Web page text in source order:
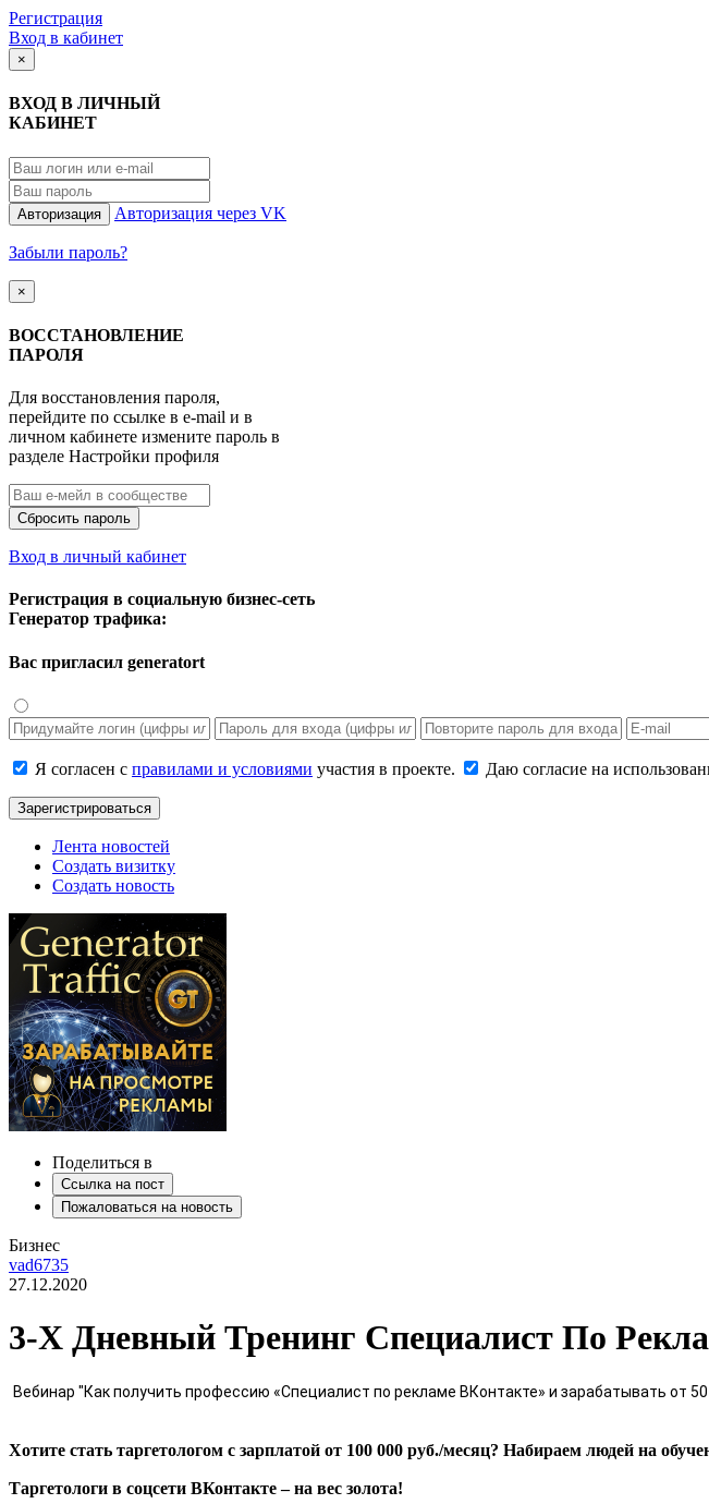
Регистрация
Вход в кабинет
×
ВХОД В ЛИЧНЫЙ
КАБИНЕТ
Авторизация Авторизация через VK
Забыли пароль?
×
ВОССТАНОВЛЕНИЕ
ПАРОЛЯ
Для восстановления пароля,
перейдите по ссылке в e-mail и в
личном кабинете измените пароль в
разделе Настройки профиля
Сбросить пароль
Вход в личный кабинет
Регистрация в социальную бизнес-сеть
Генератор трафика:
Вас пригласил generatort
Я согласен с правилами и условиями участия в проекте. Даю согласие на
Зарегистрироваться
Лента новостей
Создать визитку
Создать новость
Поделиться в
Ссылка на пост
Пожаловаться на новость
Бизнес
vad6735
27.12.2020
3-Х Дневный Тренинг Специалист По
Вебинар "Как получить профессию «Специалист по рекламе ВКонтакте» и зарабатывать от
Хотите стать таргетологом с зарплатой от 100 000 руб./месяц? Набираем людей на
Таргетологи в соцсети ВКонтакте – на вес золота!